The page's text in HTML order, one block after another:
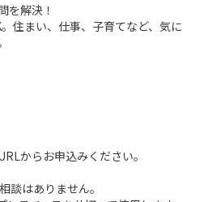
を解決！
住まい、仕事、子育てなど、気に
からお申込みください。
はありません。